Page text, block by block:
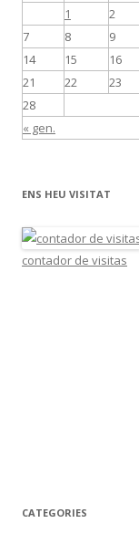
« gen.
1 2
7
8 9
14
15 16
21
22 23
28
ENS HEU VISITAT
contador de visitas
CATEGORIES